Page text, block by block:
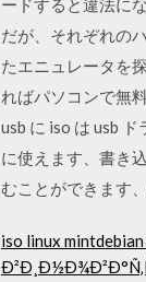
だが、それぞれの
たエニュレータを
ればパソコンで無
usb に iso は usb
に使えます、書き
むことができます
iso linux